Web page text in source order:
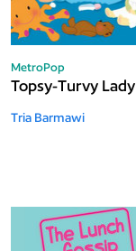
MetroPop
Topsy-Turvy Lady
Tria Barmawi